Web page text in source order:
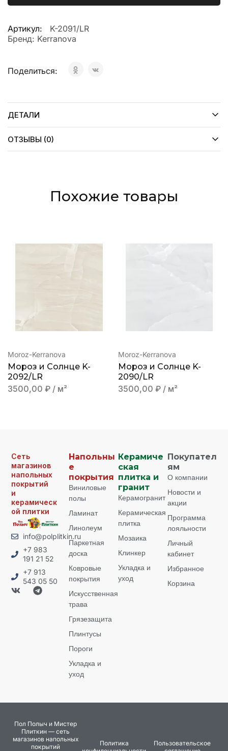
Артикул:
K-2091/LR
Бренд: Kerranova
Поделиться:
ДЕТАЛИ
ОТЗЫВЫ (0)
Похожие товары
Moroz-Kerranova
Мороз и Солнце K-
2092/LR
3500,00 ₽ / м²
Moroz-Kerranova
Мороз и Солнце K-
2090/LR
3500,00 ₽ / м²
Сеть
магазинов
напольных
покрытий
и
керамическ
ой плитки
info@polplitkin.ru
+7 983
191 21 52
+7 913
543 05 50
Напольны
е
покрытия
Виниловые
полы
Ламинат
Линолеум
Паркетная
доска
Ковровые
покрытия
Искусственная
трава
Грязезащита
Плинтусы
Пороги
Укладка и
уход
Керамиче
ская
плитка и
гранит
Керамогранит
Керамическая
плитка
Мозаика
Клинкер
Укладка и
уход
Покупател
ям
О компании
Новости и
акции
Программа
лояльности
Личный
кабинет
Избранное
Корзина
Пол Полыч и Мистер
Плиткин — сеть
магазинов напольных
покрытий
Политика
Пользовательское